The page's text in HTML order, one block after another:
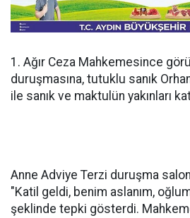
1. Ağır Ceza Mahkemesince
duruşmasına, tutuklu sanık
ile sanık ve maktulün yakınları
Anne Adviye Terzi duruşma
"Katil geldi, benim aslanım,
şeklinde tepki gösterdi.